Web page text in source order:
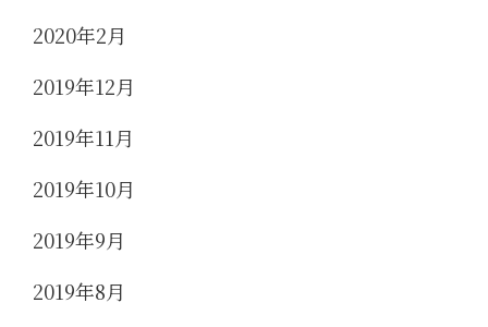
2020年2月
2019年12月
2019年11月
2019年10月
2019年9月
2019年8月